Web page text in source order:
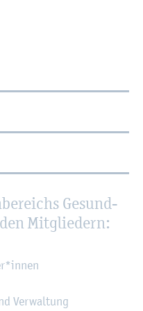
C34-0.01
Ge­sund­
Mit­glie­dern:
Ver­wal­tung